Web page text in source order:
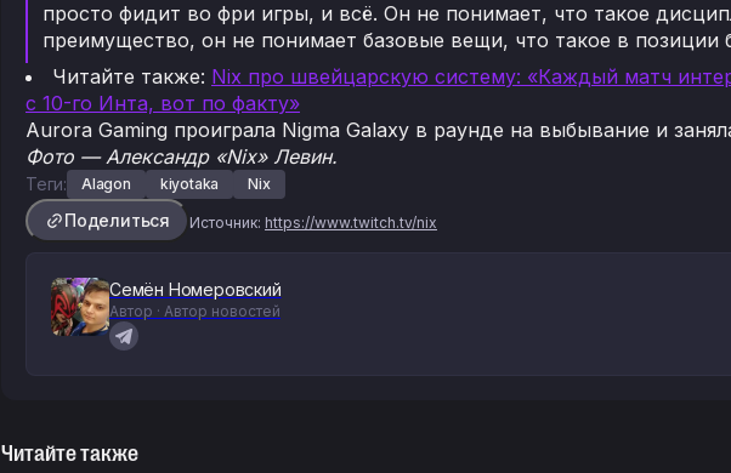
просто фидит во фри игры, и всё. Он не понимает, что такое
преимущество, он не понимает базовые вещи, что такое в позиции
Читайте также: Nix про швейцарскую систему: «Каждый матч
с 10-го Инта, вот по факту»
Aurora Gaming проиграла Nigma Galaxy в раунде на выбывание и
Фото — Александр «Nix» Левин.
Теги: Alagon kiyotaka Nix
Поделиться Источник: https://www.twitch.tv/nix
Семён Номеровский
Автор · Автор новостей
Читайте также